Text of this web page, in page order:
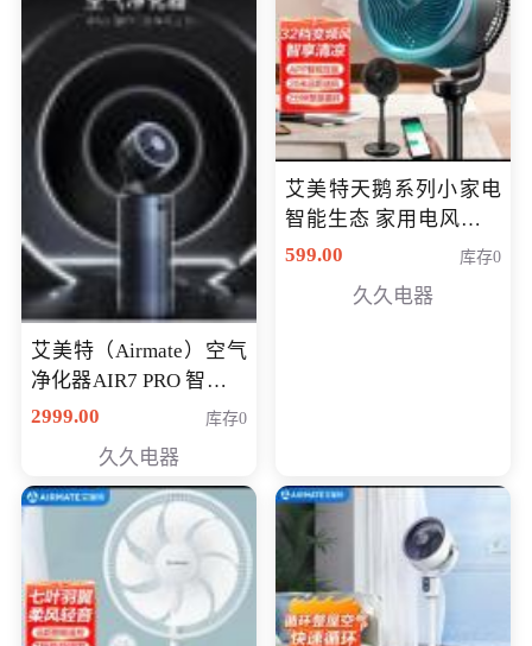
艾美特（Airmate）空气
净化器AIR7 PRO 智能全
屋空气循环负离子旗舰
2999.00 库存0
久久电器
艾美特天鹅系列小家电
智能生态 家用电风扇直
流变频节能轻音空气循
鹅，白天鹅智能)
599.00 库存0
久久电器